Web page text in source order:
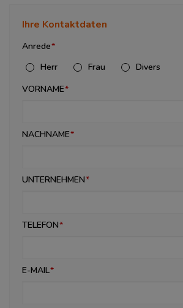
Ihre Kontaktdaten
Anrede
Herr
Frau
Divers
VORNAME
NACHNAME
UNTERNEHMEN
TELEFON
E-MAIL